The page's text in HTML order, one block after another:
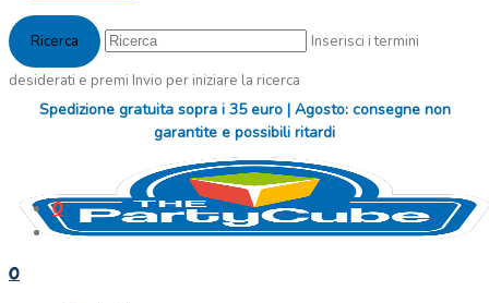
Inserisci i termini
desiderati e premi Invio per iniziare la ricerca
Spedizione gratuita sopra i 35 euro | Agosto: consegne non
garantite e possibili ritardi
0
0